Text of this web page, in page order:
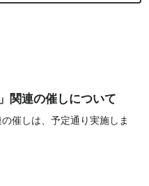
関連の催しについて
催しは、予定通り実施しま